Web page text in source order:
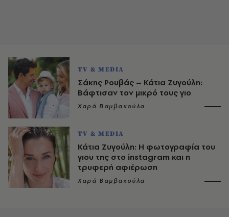
TV & MEDIA
Σάκης Ρουβάς – Κάτια Ζυγούλη:
Βάφτισαν τον μικρό τους γιο
Χαρά Βαμβακούλα
TV & MEDIA
Κάτια Ζυγούλη: Η φωτογραφία του
γιου της στο instagram και η
τρυφερή αφιέρωση
Χαρά Βαμβακούλα